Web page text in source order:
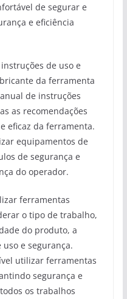
de segurar e
e eficiência
de uso e
da ferramenta
de instruções
as recomendações
eficaz da ferramenta.
equipamentos de
de segurança e
do operador.
ferramentas
o tipo de trabalho,
do produto, a
e segurança.
utilizar ferramentas
segurança e
os trabalhos